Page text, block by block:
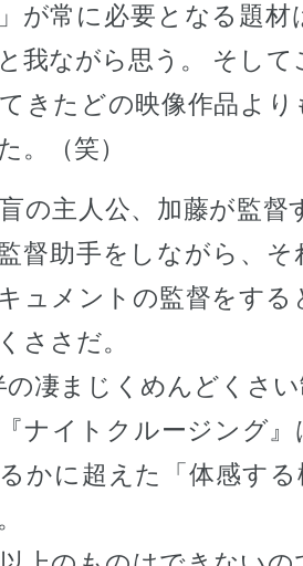
が常に必要となる題材
我ながら思う。 そして
きたどの映像作品より
。（笑）
の主人公、加藤が監督
督助手をしながら、そ
ュメントの監督をする
ささだ。
の凄まじくめんどくさ
ナイトクルージング』
かに超えた「体感する